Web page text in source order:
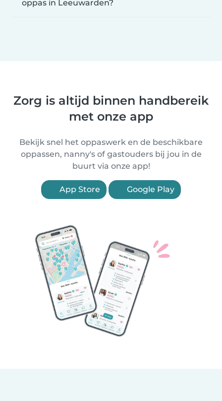
oppas in Leeuwarden?
Zorg is altijd binnen handbereik
met onze app
Bekijk snel het oppaswerk en de beschikbare
oppassen, nanny's of gastouders bij jou in de
buurt via onze app!
App Store Google Play